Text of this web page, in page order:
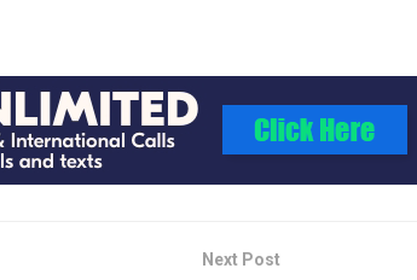
Next Post